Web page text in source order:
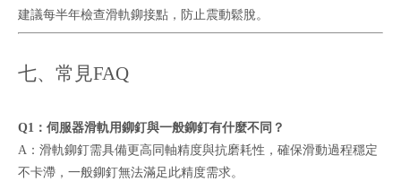
建議每半年檢查滑軌鉚接點，防止震動鬆脫。
七、常見FAQ
Q1：伺服器滑軌用鉚釘與一般鉚釘有什麼不同？
A：滑軌鉚釘需具備更高同軸精度與抗磨耗性，確保滑動過程穩定
不卡滯，一般鉚釘無法滿足此精度需求。